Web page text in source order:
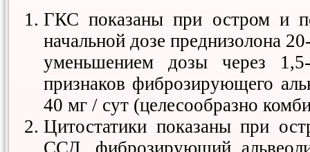
ГКС показаны при остром и
начальной дозе преднизолона
уменьшением дозы через
признаков фиброзирующего
40 мг / сут (целесообразно
Цитостатики показаны при
ССД, фиброзирующий